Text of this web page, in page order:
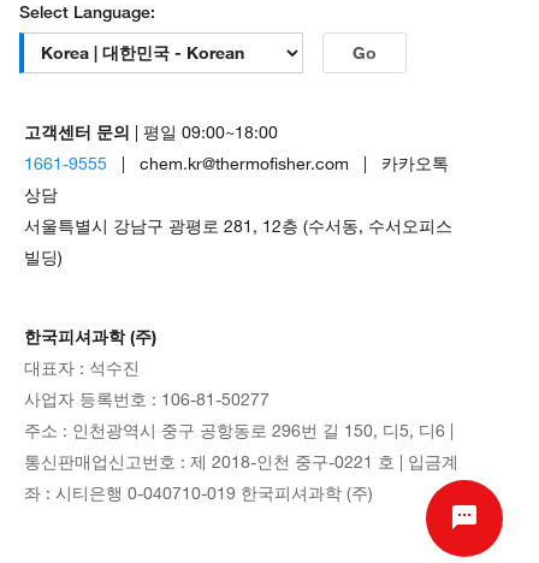
Select Language:
Go
고객센터 문의
| 평일 09:00~18:00
1661-9555 | chem.kr@thermofisher.com | 카카오톡
상담
서울특별시 강남구 광평로 281, 12층 (수서동, 수서오피스
빌딩)
한국피셔과학 (주)
대표자 : 석수진
사업자 등록번호 : 106-81-50277
주소 : 인천광역시 중구 공항동로 296번 길 150, 디5, 디6 |
통신판매업신고번호 : 제 2018-인천 중구-0221 호 | 입금계
좌 : 시티은행 0-040710-019 한국피셔과학 (주)